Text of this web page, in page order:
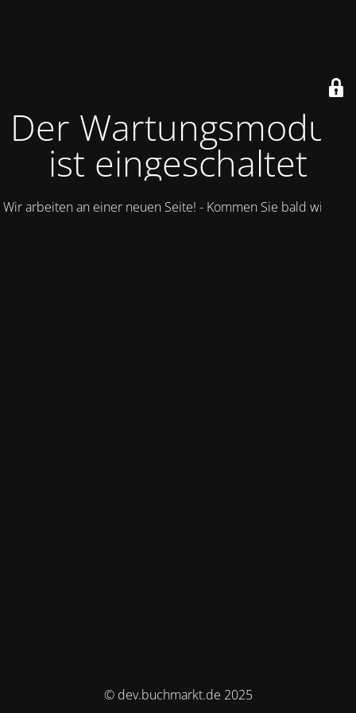
Der Wartungsmodus
ist eingeschaltet
Wir arbeiten an einer neuen Seite! - Kommen Sie bald wieder.
© dev.buchmarkt.de 2025